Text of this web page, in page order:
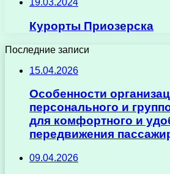
19.03.2024
Курорты Приозерска
Последние записи
15.04.2026
Особенности
персонального и
для комфортного и
передвижения
09.04.2026